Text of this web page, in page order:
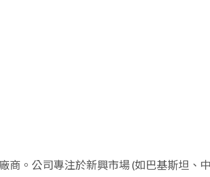
商。公司專注於新興市場 (如巴基斯坦、